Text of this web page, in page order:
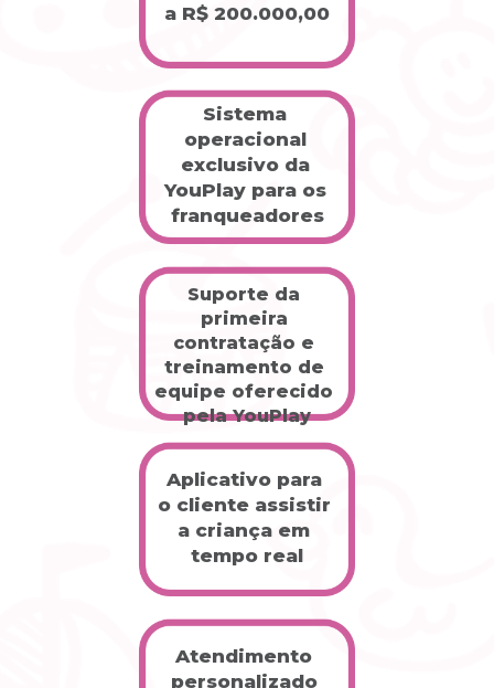
a R$ 200.000,00
Aplicativo para
o cliente assistir
a criança em
tempo real
Sistema
operacional
exclusivo da
YouPlay para os
franqueadores
Suporte da
primeira
contratação e
treinamento de
equipe oferecido
pela YouPlay
Atendimento
personalizado